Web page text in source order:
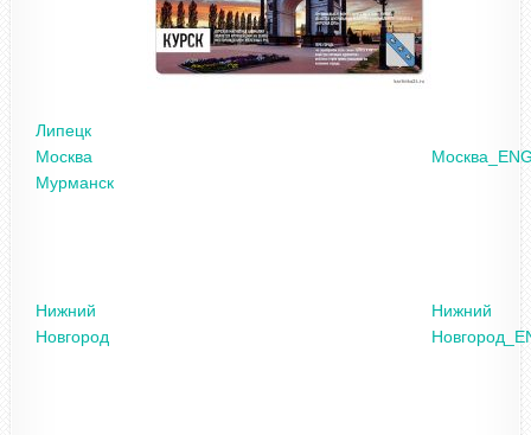
Липецк
Москва
Мурманск
Нижний
Новгород
Нижний